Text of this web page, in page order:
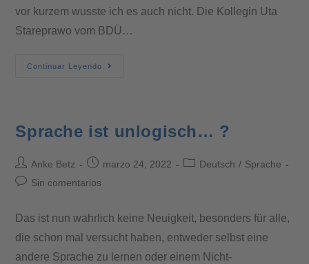
vor kurzem wusste ich es auch nicht. Die Kollegin Uta
Stareprawo vom BDÜ…
Continuar Leyendo
Sprache ist unlogisch… ?
Anke Betz marzo 24, 2022 Deutsch / Sprache
Sin comentarios
Das ist nun wahrlich keine Neuigkeit, besonders für alle,
die schon mal versucht haben, entweder selbst eine
andere Sprache zu lernen oder einem Nicht-